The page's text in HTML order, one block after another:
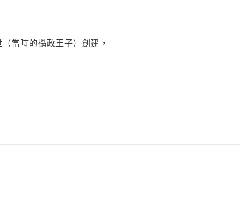
當時的攝政王子）創建，